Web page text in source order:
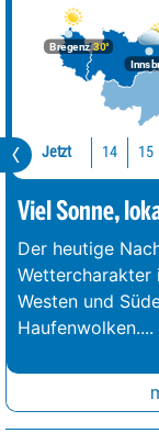
Bregenz30°
Jetzt 14 15
Viel Sonne,
Der heutige
Wettercharakter
Westen und
Haufenwolken....